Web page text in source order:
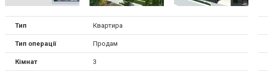
Тип Квартира
Тип операції Продам
Кімнат 3